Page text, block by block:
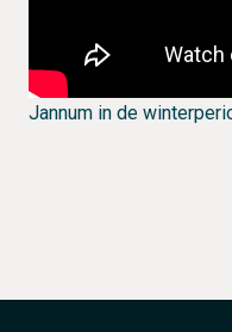
Jannum in de